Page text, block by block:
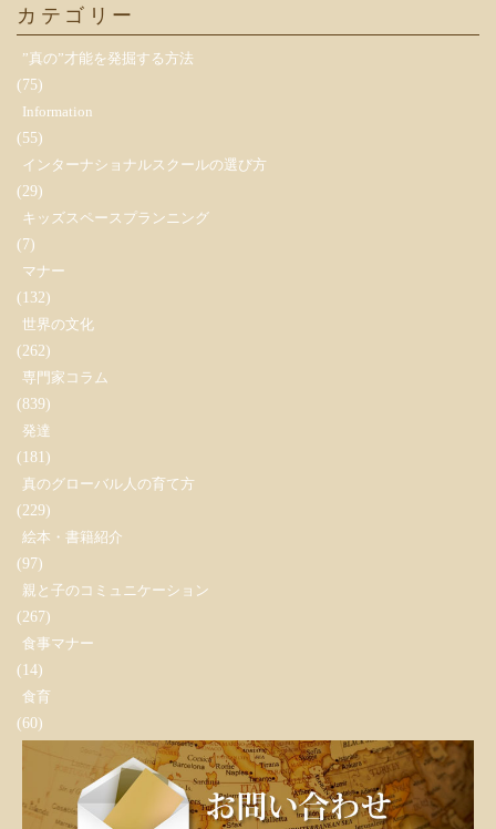
カテゴリー
”真の”才能を発掘する方法
(75)
Information
(55)
インターナショナルスクールの選び方
(29)
キッズスペースプランニング
(7)
マナー
(132)
世界の文化
(262)
専門家コラム
(839)
発達
(181)
真のグローバル人の育て方
(229)
絵本・書籍紹介
(97)
親と子のコミュニケーション
(267)
食事マナー
(14)
食育
(60)